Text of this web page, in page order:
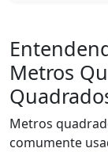
Metros
Metros
comumente